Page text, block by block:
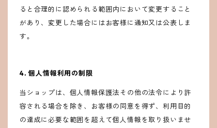
ると合理的に認められる範囲内において変更すること
があり、変更した場合にはお客様に通知又は公表しま
す。
4. 個人情報利用の制限
当ショップは、個人情報保護法その他の法令により許
容される場合を除き、お客様の同意を得ず、利用目的
の達成に必要な範囲を超えて個人情報を取り扱いませ